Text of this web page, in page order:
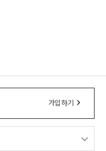
가입하기